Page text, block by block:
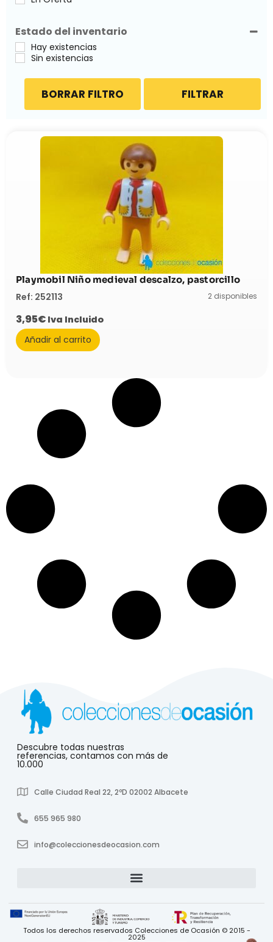
Estado del inventario
Hay existencias
Sin existencias
FILTRAR
BORRAR FILTRO
Playmobil Niño medieval descalzo, pastorcillo
Ref: 252113 2 disponibles
3,95€ Iva Incluido
Añadir al carrito
Descubre todas nuestras
referencias, contamos con más de
10.000
Calle Ciudad Real 22, 2ºD 02002 Albacete
655 965 980
info@coleccionesdeocasion.com
Todos los derechos reservados Colecciones de Ocasión © 2015 -
2025